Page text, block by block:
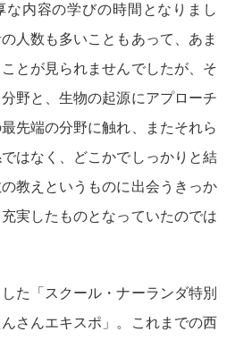
な内容の学びの時間となりまし
人数も多いこともあって、あま
とが見られませんでしたが、そ
野と、生物の起源にアプローチ
先端の分野に触れ、またそれら
はなく、どこかでしっかりと結
教えというものに出会うきっか
実したものとなっていたのでは
た「スクール・ナーランダ特別
さんエキスポ」。これまでの西